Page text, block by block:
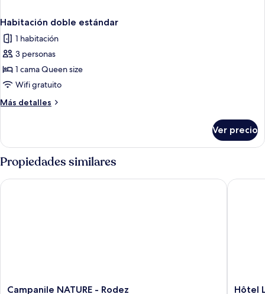
Habitación doble estándar
1 habitación
3 personas
1 cama Queen size
Wifi gratuito
Más detalles
Más
doble
estándar
Ver precio
Propiedades similares
Campanile
Campanile NATURE - Rodez
Campanile NATURE - Rodez
Hôtel
Hôtel
Hôtel